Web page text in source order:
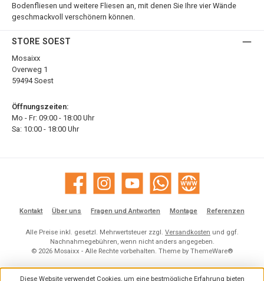
Bodenfliesen und weitere Fliesen an, mit denen Sie Ihre vier Wände
geschmackvoll verschönern können.
STORE SOEST
Mosaixx
Overweg 1
59494 Soest
Öffnungszeiten:
Mo - Fr: 09:00 - 18:00 Uhr
Sa: 10:00 - 18:00 Uhr
Facebook Instagram YouTube WhatsApp Website
Kontakt Über uns Fragen und Antworten Montage Referenzen
Alle Preise inkl. gesetzl. Mehrwertsteuer zzgl. Versandkosten und ggf.
Nachnahmegebühren, wenn nicht anders angegeben.
© 2026 Mosaixx - Alle Rechte vorbehalten. Theme by ThemeWare®
Diese Website verwendet Cookies, um eine bestmögliche Erfahrung bieten